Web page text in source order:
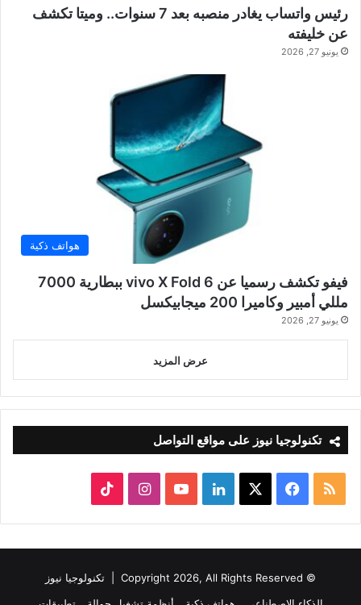
رئيس واتساب يغادر منصبه بعد 7 سنوات.. وميتا تكشف
عن خليفته
يونيو 27, 2026
هواتف ذكية
فيفو تكشف رسميا عن vivo X Fold 6 ببطارية 7000
مللي أمبير وكاميرا 200 ميجابيكسل
يونيو 27, 2026
عرض المزيد
تكنولوجيا نيوز على مواقع التواصل
ملخص
الموقع
RSS
فيسبوك لينكدإن‫YouTubeانستقرام
© Copyright 2026, All Rights Reserved |
تكنولوجيا نيوز